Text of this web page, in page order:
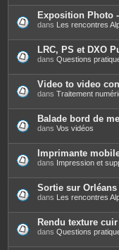
Exposition Photo
dans Les rencontres
LRC, PS et DXO
dans Questions
Video to video
dans Traitement
Balade bord de
dans Vos vidéos
Imprimante
dans Impression et
Sortie sur
dans Les rencontres
Rendu texture
dans Questions